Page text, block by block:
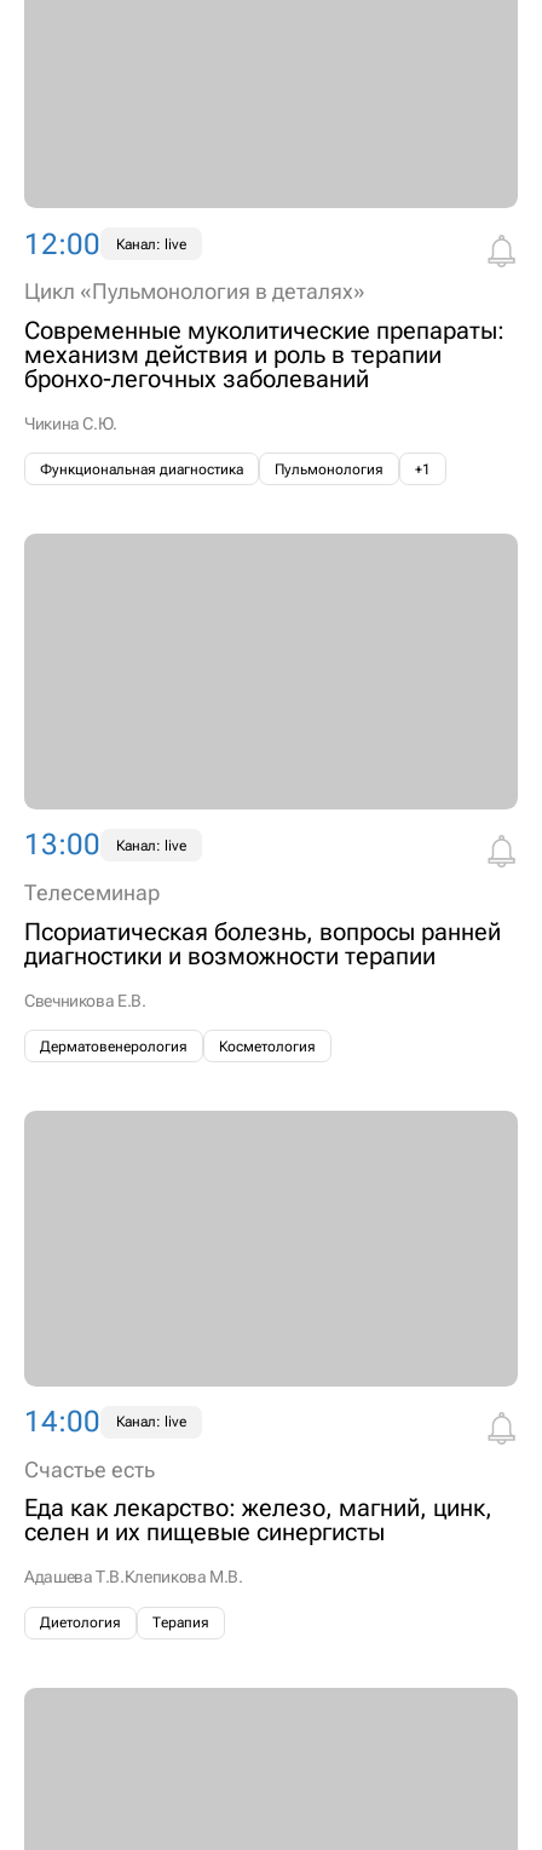
12:00 Канал: live
Цикл «Пульмонология в деталях»
Современные муколитические препараты:
механизм действия и роль в терапии
бронхо-легочных заболеваний
Чикина С.Ю.
Функциональная диагностика Пульмонология +1
13:00 Канал: live
Телесеминар
Псориатическая болезнь, вопросы ранней
диагностики и возможности терапии
Свечникова Е.В.
Дерматовенерология Косметология
14:00 Канал: live
Счастье есть
Еда как лекарство: железо, магний, цинк,
селен и их пищевые синергисты
Адашева Т.В.Клепикова М.В.
Диетология Терапия